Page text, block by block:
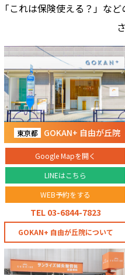
「これは保険使える？」な
東京都 GOKAN+ 自由が丘院
Google Mapを開く
LINEはこちら
WEB予約をする
TEL 03-6844-7823
GOKAN+ 自由が丘院について